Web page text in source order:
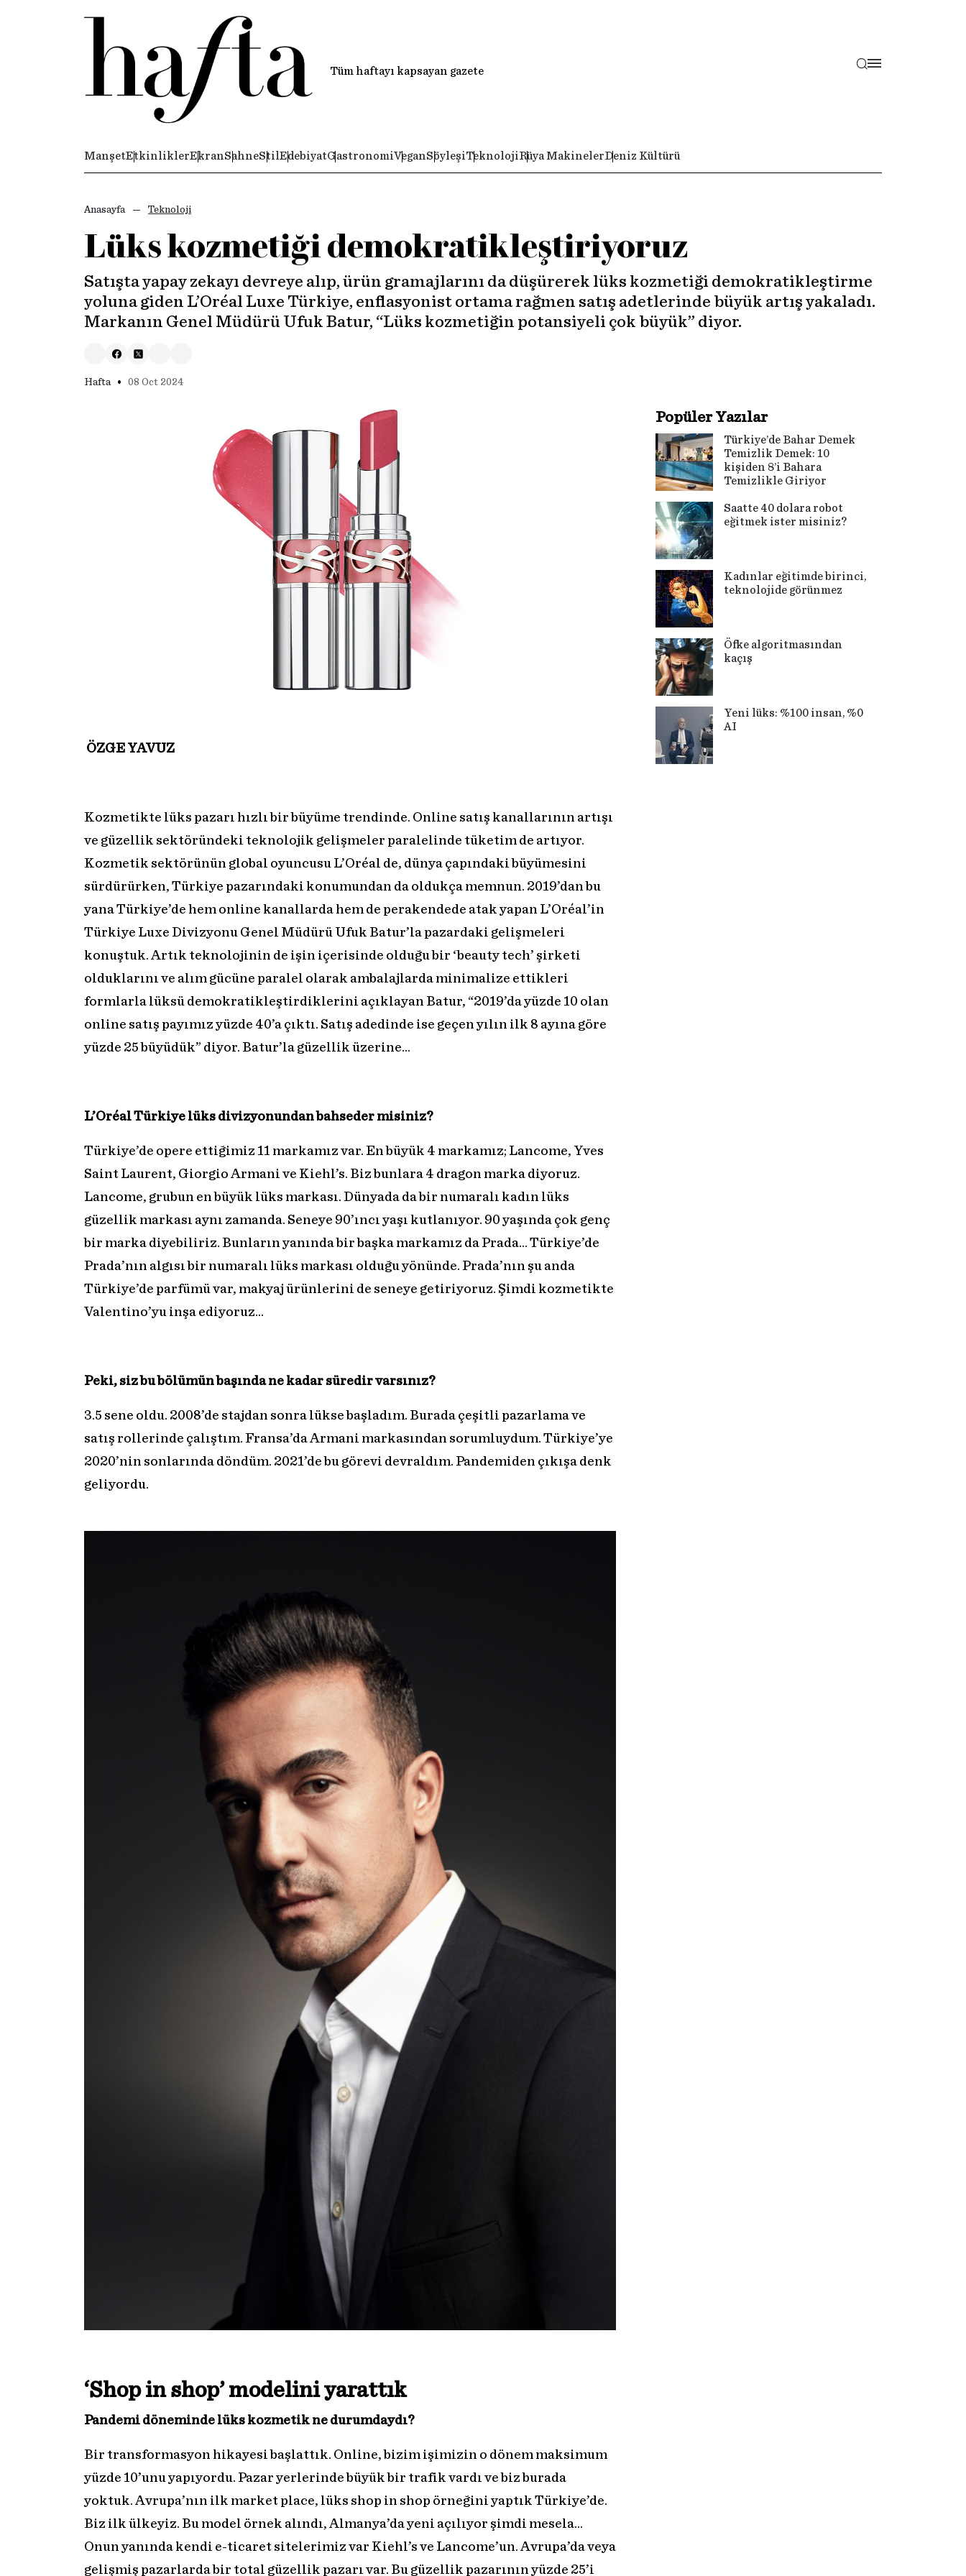
Tüm haftayı kapsayan gazete
ManşetEtkinliklerEkranSahneStil EdebiyatGastronomiVeganSöyleşiTeknolojiRüya MakinelerDeniz Kültürü
Anasayfa Teknoloji
Lüks kozmetiği demokratikleştiriyoruz
Satışta yapay zekayı devreye alıp, ürün gramajlarını da düşürerek lüks kozmetiği demokratikleştirme
yoluna giden L’Oréal Luxe Türkiye, enflasyonist ortama rağmen satış adetlerinde büyük artış yakaladı.
Markanın Genel Müdürü Ufuk Batur, “Lüks kozmetiğin potansiyeli çok büyük” diyor.
Hafta • 08 Oct 2024
ÖZGE YAVUZ
Kozmetikte lüks pazarı hızlı bir büyüme trendinde. Online satış kanallarının artışı
ve güzellik sektöründeki teknolojik gelişmeler paralelinde tüketim de artıyor.
Kozmetik sektörünün global oyuncusu L’Oréal de, dünya çapındaki büyümesini
sürdürürken, Türkiye pazarındaki konumundan da oldukça memnun. 2019’dan bu
yana Türkiye’de hem online kanallarda hem de perakendede atak yapan L’Oréal’in
Türkiye Luxe Divizyonu Genel Müdürü Ufuk Batur’la pazardaki gelişmeleri
konuştuk. Artık teknolojinin de işin içerisinde olduğu bir ‘beauty tech’ şirketi
olduklarını ve alım gücüne paralel olarak ambalajlarda minimalize ettikleri
formlarla lüksü demokratikleştirdiklerini açıklayan Batur, “2019’da yüzde 10 olan
online satış payımız yüzde 40’a çıktı. Satış adedinde ise geçen yılın ilk 8 ayına göre
yüzde 25 büyüdük” diyor. Batur’la güzellik üzerine…
L’Oréal Türkiye lüks divizyonundan bahseder misiniz?
Türkiye’de opere ettiğimiz 11 markamız var. En büyük 4 markamız; Lancome, Yves
Saint Laurent, Giorgio Armani ve Kiehl’s. Biz bunlara 4 dragon marka diyoruz.
Lancome, grubun en büyük lüks markası. Dünyada da bir numaralı kadın lüks
güzellik markası aynı zamanda. Seneye 90’ıncı yaşı kutlanıyor. 90 yaşında çok genç
bir marka diyebiliriz. Bunların yanında bir başka markamız da Prada… Türkiye’de
Prada’nın algısı bir numaralı lüks markası olduğu yönünde. Prada’nın şu anda
Türkiye’de parfümü var, makyaj ürünlerini de seneye getiriyoruz. Şimdi kozmetikte
Valentino’yu inşa ediyoruz...
Peki, siz bu bölümün başında ne kadar süredir varsınız?
3.5 sene oldu. 2008’de stajdan sonra lükse başladım. Burada çeşitli pazarlama ve
satış rollerinde çalıştım. Fransa’da Armani markasından sorumluydum. Türkiye’ye
2020’nin sonlarında döndüm. 2021’de bu görevi devraldım. Pandemiden çıkışa denk
geliyordu.
‘Shop in shop’ modelini yarattık
Pandemi döneminde lüks kozmetik ne durumdaydı?
Bir transformasyon hikayesi başlattık. Online, bizim işimizin o dönem maksimum
yüzde 10’unu yapıyordu. Pazar yerlerinde büyük bir trafik vardı ve biz burada
yoktuk. Avrupa’nın ilk market place, lüks shop in shop örneğini yaptık Türkiye’de.
Biz ilk ülkeyiz. Bu model örnek alındı, Almanya’da yeni açılıyor şimdi mesela…
Onun yanında kendi e-ticaret sitelerimiz var Kiehl’s ve Lancome’un. Avrupa’da veya
gelişmiş pazarlarda bir total güzellik pazarı var. Bu güzellik pazarının yüzde 25’i
Popüler Yazılar
Türkiye’de Bahar Demek
Temizlik Demek: 10
kişiden 8’i Bahara
Temizlikle Giriyor
Saatte 40 dolara robot
eğitmek ister misiniz?
Kadınlar eğitimde birinci,
teknolojide görünmez
Öfke algoritmasından
kaçış
Yeni lüks: %100 insan, %0
AI